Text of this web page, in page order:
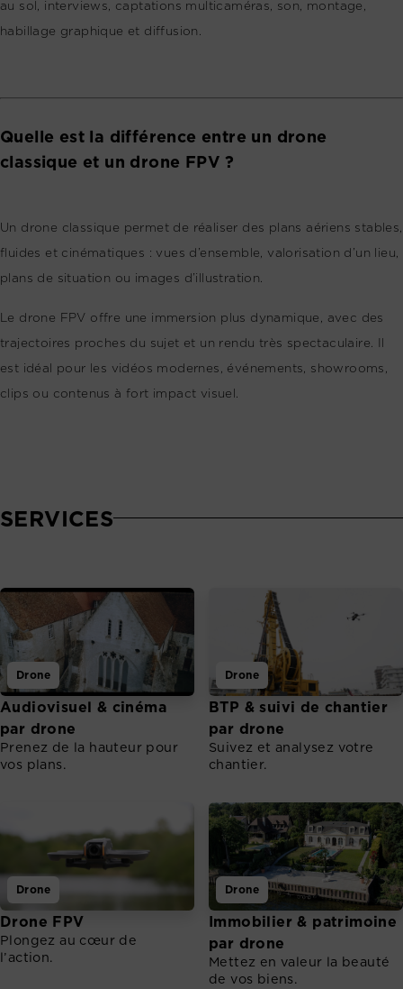
au sol, interviews, captations multicaméras, son, montage,
habillage graphique et diffusion.
Quelle est la différence entre un drone
classique et un drone FPV ?
Un drone classique permet de réaliser des plans aériens stables,
fluides et cinématiques : vues d’ensemble, valorisation d’un lieu,
plans de situation ou images d’illustration.
Le drone FPV offre une immersion plus dynamique, avec des
trajectoires proches du sujet et un rendu très spectaculaire. Il
est idéal pour les vidéos modernes, événements, showrooms,
clips ou contenus à fort impact visuel.
SERVICES
Drone
Audiovisuel & cinéma
par drone
Prenez de la hauteur pour
vos plans.
Drone
BTP & suivi de chantier
par drone
Suivez et analysez votre
chantier.
Drone
Drone FPV
Plongez au cœur de
l’action.
Drone
Immobilier & patrimoine
par drone
Mettez en valeur la beauté
de vos biens.